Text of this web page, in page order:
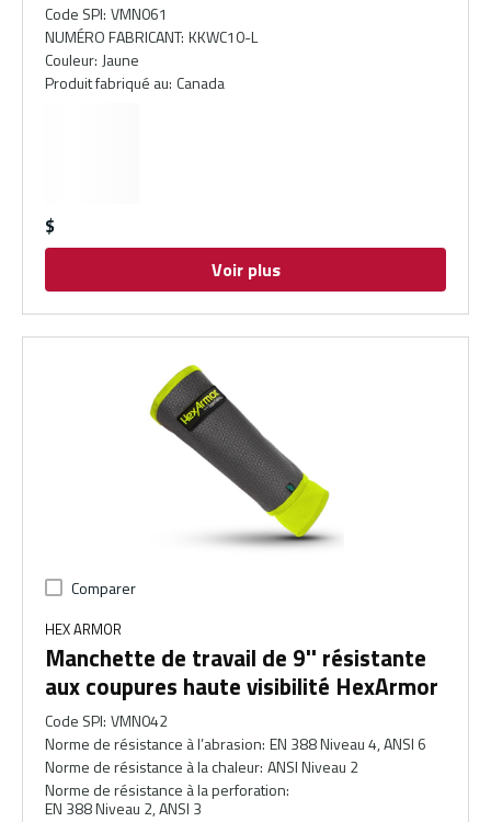
Code SPI: VMN061
NUMÉRO FABRICANT: KKWC10-L
Couleur: Jaune
Produit fabriqué au: Canada
$
Voir plus
Comparer
HEX ARMOR
Manchette de travail de 9'' résistante
aux coupures haute visibilité HexArmor
Code SPI: VMN042
Norme de résistance à l’abrasion: EN 388 Niveau 4, ANSI 6
Norme de résistance à la chaleur: ANSI Niveau 2
Norme de résistance à la perforation:
EN 388 Niveau 2, ANSI 3